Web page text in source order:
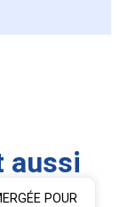
aussi
POUR